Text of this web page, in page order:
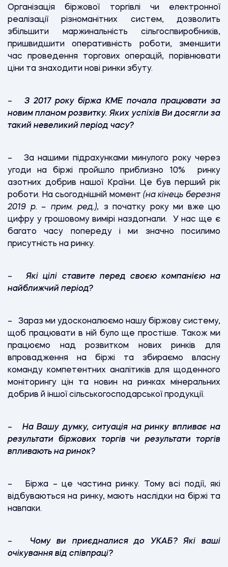
Організація біржової торгівлі чи електронної
реалізації різноманітних систем, дозволить
збільшити маржинальність сільгоспвиробників,
пришвидшити оперативність роботи, зменшити
час проведення торгових операцій, порівнювати
ціни та знаходити нові ринки збуту.
– З 2017 року біржа КМЕ почала працювати за
новим планом розвитку. Яких успіхів Ви досягли за
такий невеликий період часу?
– За нашими підрахунками минулого року через
угоди на біржі пройшло приблизно 10% ринку
азотних добрив нашої Країни. Це був перший рік
роботи. На сьогоднішній момент (на кінець березня
2019 р. – прим. ред.), з початку року ми вже цю
цифру у грошовому вимірі наздогнали. У нас ще є
багато часу попереду і ми значно посилимо
присутність на ринку.
–Які цілі ставите перед своєю компанією на
найближчий період?
– Зараз ми удосконалюємо нашу біржову систему,
щоб працювати в ній було ще простіше. Також ми
працюємо над розвитком нових ринків для
впровадження на біржі та збираємо власну
команду компетентних аналітиків для щоденного
моніторингу цін та новин на ринках мінеральних
добрив й іншої сільськогосподарської продукції.
– На Вашу думку, ситуація на ринку впливає на
результати біржових торгів чи результати торгів
впливають на ринок?
– Біржа – це частина ринку. Тому всі події, які
відбуваються на ринку, мають наслідки на біржі та
навпаки.
– Чому ви приєдналися до УКАБ? Які ваші
очікування від співпраці?